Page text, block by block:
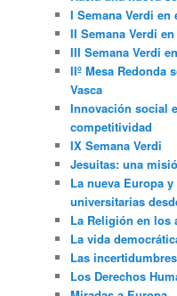
I Semana Verdi en
II Semana Verdi
III Semana Verdi
IIº Mesa Redonda
Vasca
Innovación social
competitividad
IX Semana Verdi
Jesuitas: una
La nueva Europa
universitarias
La Religión en los
La vida
Las
Los Derechos